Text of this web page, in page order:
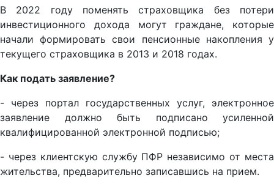
В 2022 году поменять страховщика без потери
инвестиционного дохода могут граждане, которые
начали формировать свои пенсионные накопления у
текущего страховщика в 2013 и 2018 годах.
Как подать заявление?
- через портал государственных услуг, электронное
заявление должно быть подписано усиленной
квалифицированной электронной подписью;
- через клиентскую службу ПФР независимо от места
жительства, предварительно записавшись на прием.